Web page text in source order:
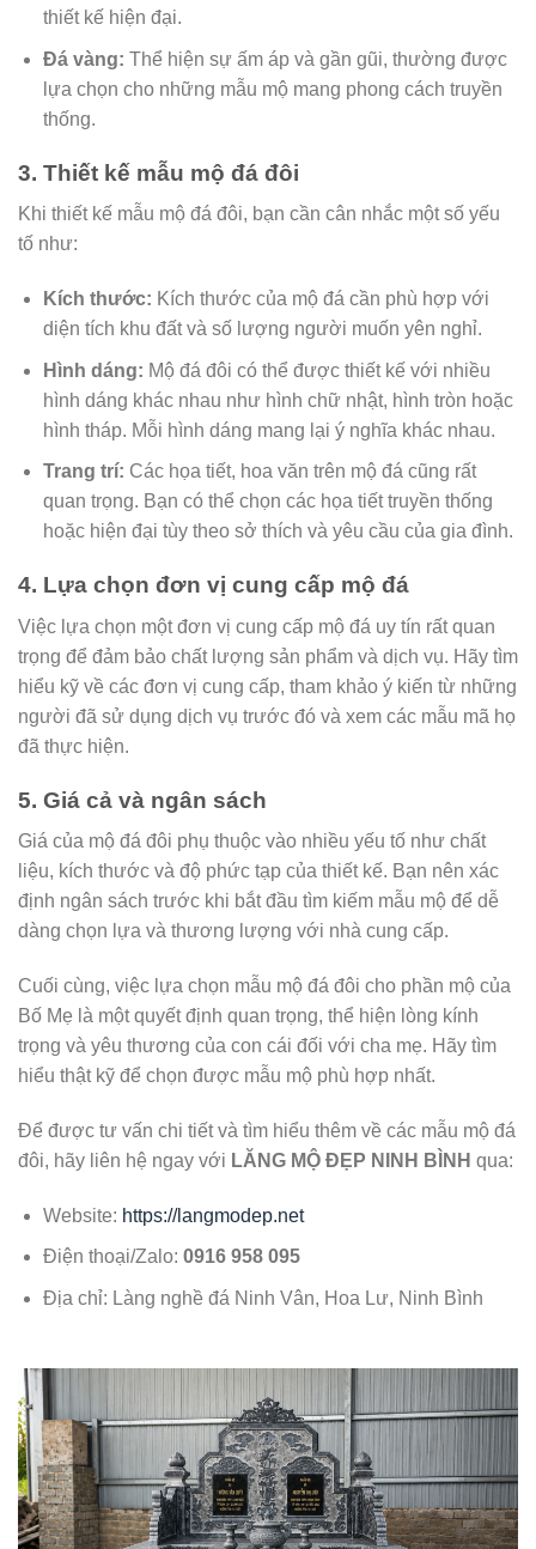
thiết kế hiện đại.
Đá vàng: Thể hiện sự ấm áp và gần gũi, thường được
lựa chọn cho những mẫu mộ mang phong cách truyền
thống.
3. Thiết kế mẫu mộ đá đôi
Khi thiết kế mẫu mộ đá đôi, bạn cần cân nhắc một số yếu
tố như:
Kích thước: Kích thước của mộ đá cần phù hợp với
diện tích khu đất và số lượng người muốn yên nghỉ.
Hình dáng: Mộ đá đôi có thể được thiết kế với nhiều
hình dáng khác nhau như hình chữ nhật, hình tròn hoặc
hình tháp. Mỗi hình dáng mang lại ý nghĩa khác nhau.
Trang trí: Các họa tiết, hoa văn trên mộ đá cũng rất
quan trọng. Bạn có thể chọn các họa tiết truyền thống
hoặc hiện đại tùy theo sở thích và yêu cầu của gia đình.
4. Lựa chọn đơn vị cung cấp mộ đá
Việc lựa chọn một đơn vị cung cấp mộ đá uy tín rất quan
trọng để đảm bảo chất lượng sản phẩm và dịch vụ. Hãy tìm
hiểu kỹ về các đơn vị cung cấp, tham khảo ý kiến từ những
người đã sử dụng dịch vụ trước đó và xem các mẫu mã họ
đã thực hiện.
5. Giá cả và ngân sách
Giá của mộ đá đôi phụ thuộc vào nhiều yếu tố như chất
liệu, kích thước và độ phức tạp của thiết kế. Bạn nên xác
định ngân sách trước khi bắt đầu tìm kiếm mẫu mộ để dễ
dàng chọn lựa và thương lượng với nhà cung cấp.
Cuối cùng, việc lựa chọn mẫu mộ đá đôi cho phần mộ của
Bố Mẹ là một quyết định quan trọng, thể hiện lòng kính
trọng và yêu thương của con cái đối với cha mẹ. Hãy tìm
hiểu thật kỹ để chọn được mẫu mộ phù hợp nhất.
Để được tư vấn chi tiết và tìm hiểu thêm về các mẫu mộ đá
đôi, hãy liên hệ ngay với LĂNG MỘ ĐẸP NINH BÌNH qua:
Website: https://langmodep.net
Điện thoại/Zalo: 0916 958 095
Địa chỉ: Làng nghề đá Ninh Vân, Hoa Lư, Ninh Bình